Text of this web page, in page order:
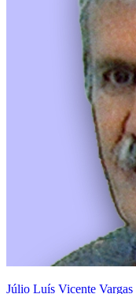
Júlio Luís Vicente Vargas